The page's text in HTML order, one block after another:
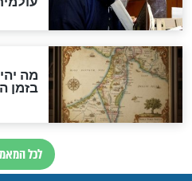
להמתקת
גזרות